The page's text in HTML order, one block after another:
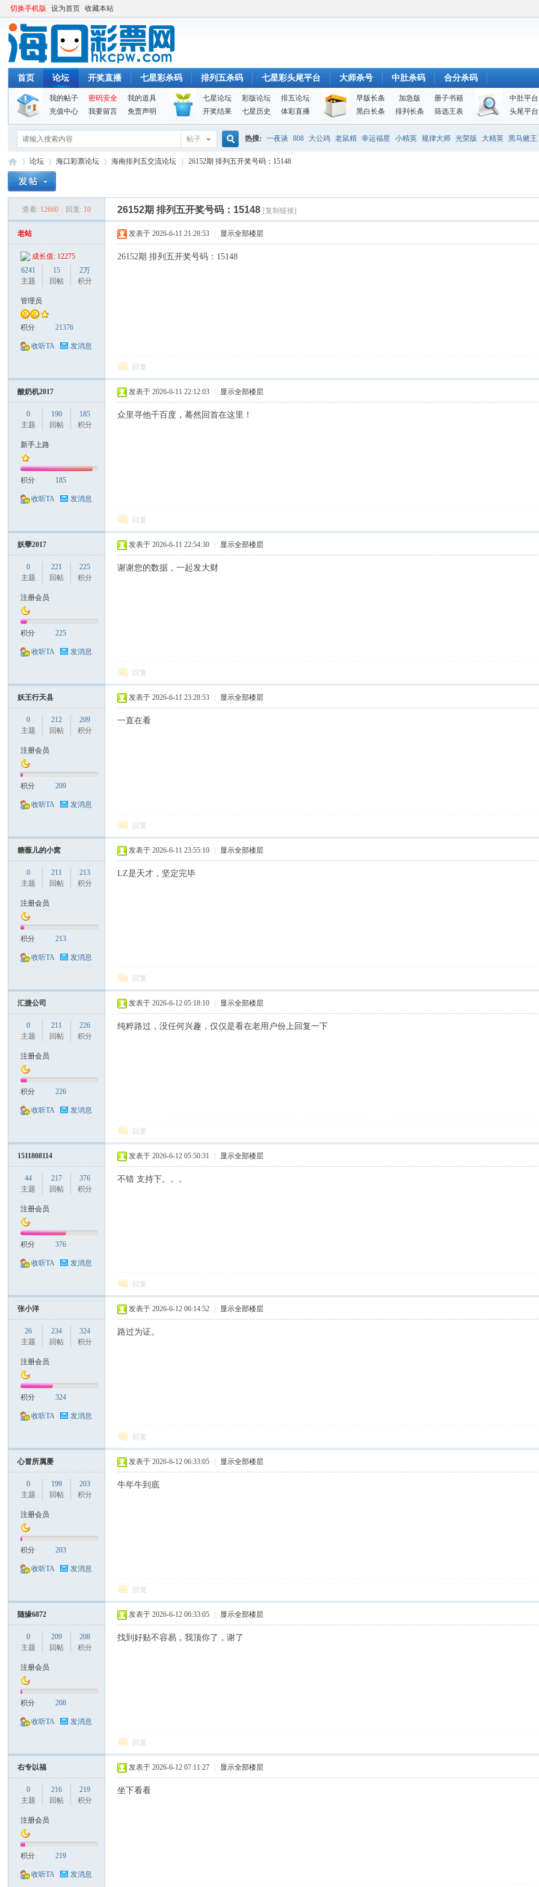
切换手机版 设为首页 收藏本站
首页 论坛 开奖直播 七星彩杀码 排列五杀码 七星彩头尾平台 大师杀号 中肚杀码 合分杀码
我的帖子 密码安全
我的道具
充值中心
我要留言 免责声明
七星论坛 彩版论坛
排五论坛
开奖结果
七星历史 体彩直播
早版长条 加急版
册子书籍
黑白长条
排列长条 筛选王表
中肚平台
头尾平台
帖子
搜
索
热搜: 一夜谈 808 大公鸡 老鼠精 幸运福星 小精英 规律大师 光荣版 大精英 黑马赌王
论坛
›
海口彩票论坛 海南排列五交流论坛
›
26152期 排列五开奖号码：15148
查看: 12660 回复: 10 26152期 排列五开奖号码：15148 [复制链接]
老站
成长值: 12275
6241
主题
15
回帖
2万
积分
管理员
积分 21376
收听TA 发消息
发表于 2026-6-11 21:28:53 显示全部楼层
26152期 排列五开奖号码：15148
回复
酸奶机2017
0
主题
190
回帖
185
积分
新手上路
积分 185
收听TA 发消息
发表于 2026-6-11 22:12:03 显示全部楼层
众里寻他千百度，蓦然回首在这里！
回复
妖孽2017
0
主题
221
回帖
225
积分
注册会员
积分 225
收听TA 发消息
发表于 2026-6-11 22:54:30 显示全部楼层
谢谢您的数据，一起发大财
回复
妖王行天县
0
主题
212
回帖
209
积分
注册会员
积分 209
收听TA 发消息
发表于 2026-6-11 23:28:53 显示全部楼层
一直在看
回复
糖薇儿的小窝
0
主题
211
回帖
213
积分
注册会员
积分 213
收听TA 发消息
发表于 2026-6-11 23:55:10 显示全部楼层
LZ是天才，坚定完毕
回复
汇捷公司
0
主题
211
回帖
226
积分
注册会员
积分 226
收听TA 发消息
发表于 2026-6-12 05:18:10 显示全部楼层
纯粹路过，没任何兴趣，仅仅是看在老用户份上回复一下
回复
1511808114
44
主题
217
回帖
376
积分
注册会员
积分 376
收听TA 发消息
发表于 2026-6-12 05:50:31 显示全部楼层
不错 支持下。。。
回复
张小洋
26
主题
234
回帖
324
积分
注册会员
积分 324
收听TA 发消息
发表于 2026-6-12 06:14:52 显示全部楼层
路过为证。
回复
心冒所属屡
0
主题
199
回帖
203
积分
注册会员
积分 203
收听TA 发消息
发表于 2026-6-12 06:33:05 显示全部楼层
牛年牛到底
回复
随缘6872
0
主题
209
回帖
208
积分
注册会员
积分 208
收听TA 发消息
发表于 2026-6-12 06:33:05 显示全部楼层
找到好贴不容易，我顶你了，谢了
回复
右专以福
0
主题
216
回帖
219
积分
注册会员
积分 219
收听TA 发消息
发表于 2026-6-12 07:11:27 显示全部楼层
坐下看看